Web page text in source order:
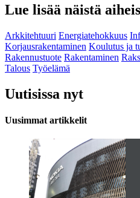
Lue lisää näistä
Arkkitehtuuri Energiatehokkuus
Korjausrakentaminen Koulutus ja
Rakennustuote Rakentaminen
Talous Työelämä
Uutisissa nyt
Uusimmat artikkelit